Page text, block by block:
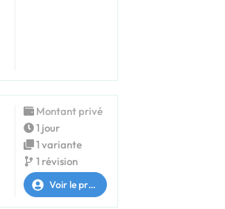
Montant privé
1 jour
1 variante
1 révision
Voir le profil